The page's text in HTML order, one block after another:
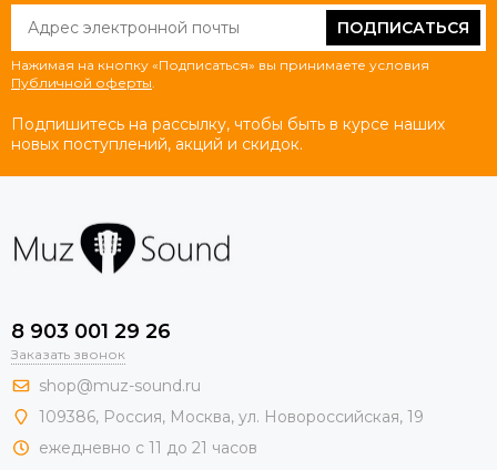
ПОДПИСАТЬСЯ
Нажимая на кнопку «Подписаться» вы принимаете условия
Публичной оферты
Подпишитесь на рассылку, чтобы быть в курсе наших
новых поступлений, акций и скидок.
8 903 001 29 26
Заказать звонок
shop@muz-sound.ru
109386, Россия, Москва, ул. Новороссийская, 19
ежедневно с 11 до 21 часов